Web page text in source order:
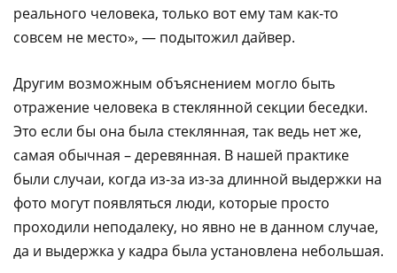
реального человека, только вот ему там как-то
совсем не место», — подытожил дайвер.
Другим возможным объяснением могло быть
отражение человека в стеклянной секции беседки.
Это если бы она была стеклянная, так ведь нет же,
самая обычная – деревянная. В нашей практике
были случаи, когда из-за из-за длинной выдержки на
фото могут появляться люди, которые просто
проходили неподалеку, но явно не в данном случае,
да и выдержка у кадра была установлена небольшая.